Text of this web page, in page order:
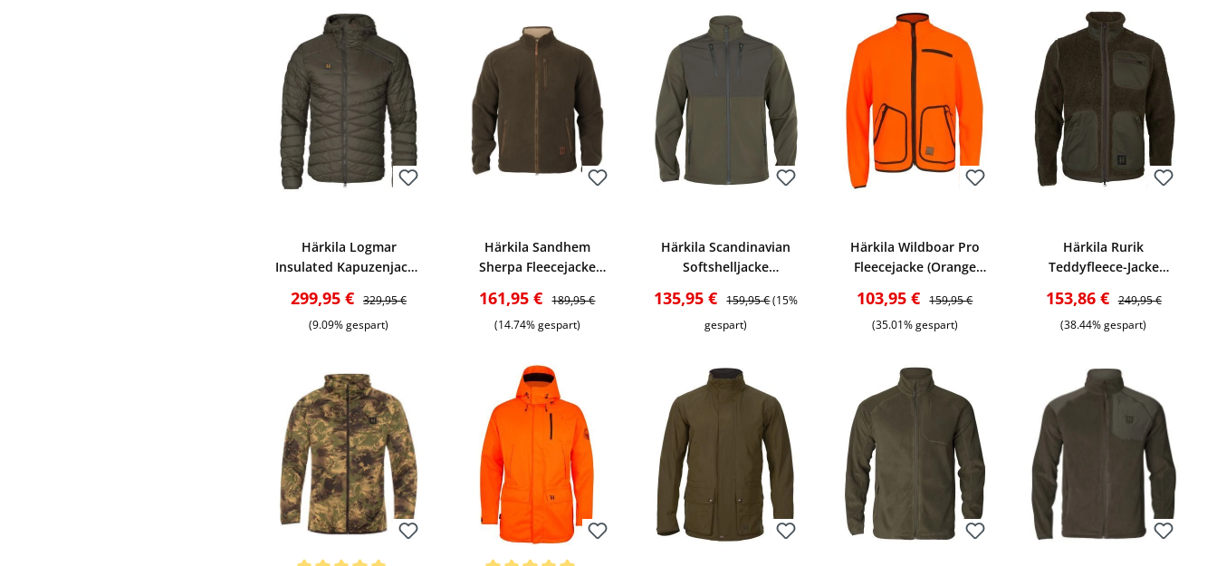
Härkila Logmar
Insulated Kapuzenjacke
Verkaufspreis:
299,95 € Regulärer Preis:
329,95 €
(9.09% gespart)
Härkila Sandhem
Sherpa Fleecejacke
Verkaufspreis:
161,95 € Regulärer Preis:
189,95 €
(14.74% gespart)
Härkila Scandinavian
Softshelljacke
Verkaufspreis:
135,95 € Regulärer Preis:
159,95 €(15%
gespart)
Härkila Wildboar Pro
Fleecejacke (Orange
Verkaufspreis:
103,95 € Regulärer Preis:
159,95 €
(35.01% gespart)
Härkila Rurik
Teddyfleece-Jacke
green)
Verkaufspreis:
153,86 € Regulärer Preis:
249,95 €
(38.44% gespart)